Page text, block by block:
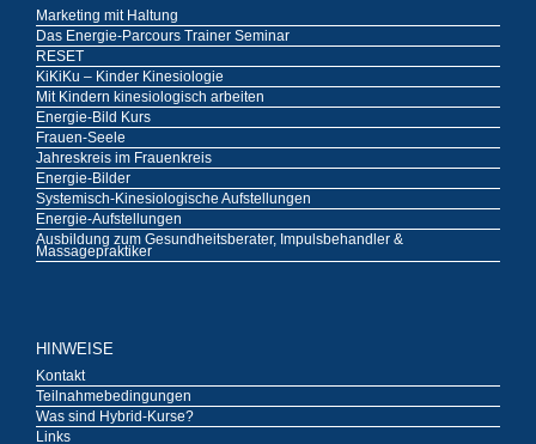
Marketing mit Haltung
Das Energie-Parcours Trainer Seminar
RESET
KiKiKu – Kinder Kinesiologie
Mit Kindern kinesiologisch arbeiten
Energie-Bild Kurs
Frauen-Seele
Jahreskreis im Frauenkreis
Energie-Bilder
Systemisch-Kinesiologische Aufstellungen
Energie-Aufstellungen
Ausbildung zum Gesundheitsberater, Impulsbehandler &
Massagepraktiker
HINWEISE
Kontakt
Teilnahmebedingungen
Was sind Hybrid-Kurse?
Links